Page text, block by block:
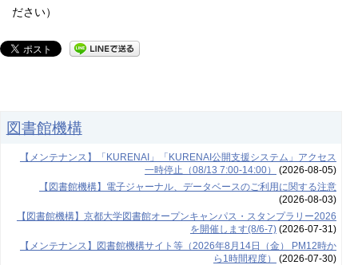
ださい）
図書館機構
【メンテナンス】「KURENAI」「KURENAI公開支援システム」アクセス
一時停止（08/13 7:00-14:00）
(2026-08-05)
【図書館機構】電子ジャーナル、データベースのご利用に関する注意
(2026-08-03)
【図書館機構】京都大学図書館オープンキャンパス・スタンプラリー2026
を開催します(8/6-7)(2026-07-31)
【メンテナンス】図書館機構サイト等（2026年8月14日（金） PM12時か
ら1時間程度）
(2026-07-30)